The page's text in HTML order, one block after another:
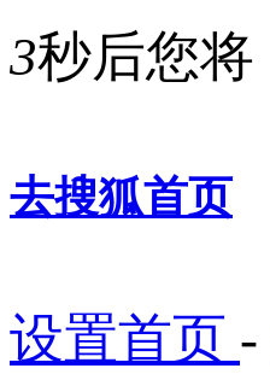
3秒后您将
去搜狐首页
设置首页 -